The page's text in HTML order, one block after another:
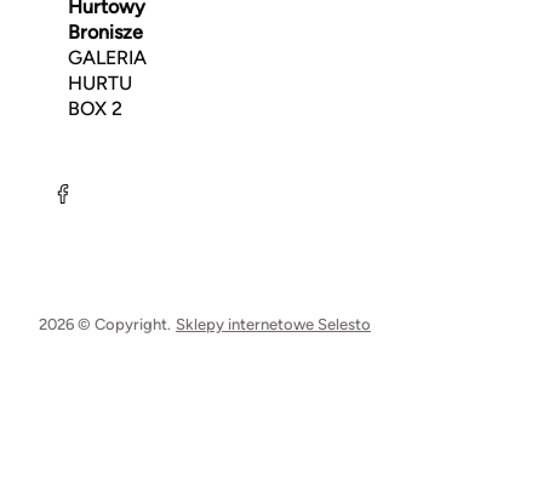
Hurtowy
Bronisze
GALERIA
HURTU
BOX 2
2026 © Copyright. Sklepy internetowe Selesto